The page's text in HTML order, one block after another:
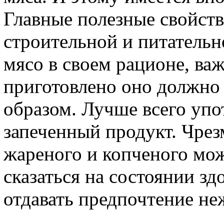
Главные полезные
строительной и
мясо в своем рационе,
приготовлено оно
образом. Лучше всего
запеченный продукт.
жареного и копченого
сказаться на состоянии
отдавать предпочтение